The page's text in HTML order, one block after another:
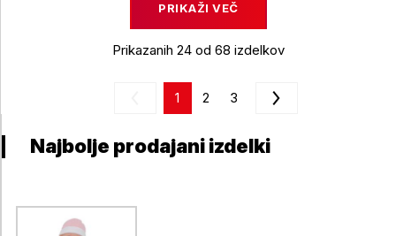
PRIKAŽI VEČ
Prikazanih 24 od 68 izdelkov
1 2 3
Najbolje prodajani izdelki